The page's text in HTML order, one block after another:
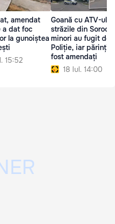
amendat
a dat foc
la gunoiștea
15:52
Goană cu ATV-ul
străzile din
minori au fugit de
Poliție, iar părinții
fost amendați
18 Iul. 14:00